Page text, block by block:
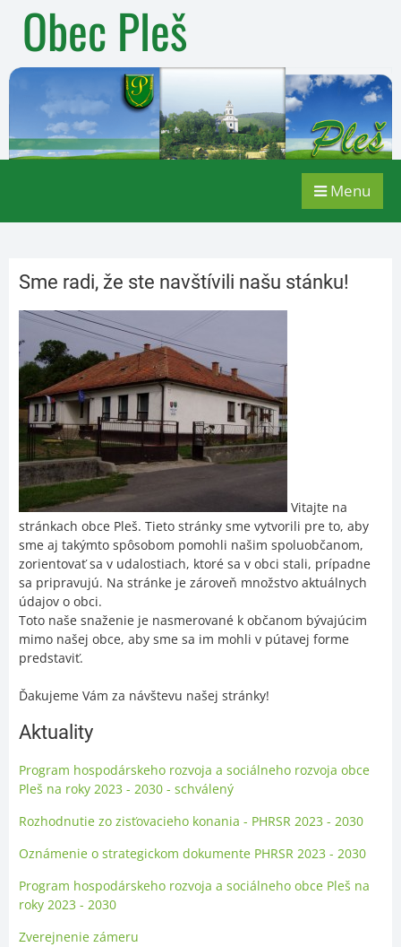
Obec Pleš
Menu
Sme radi, že ste navštívili našu stánku!
Vitajte na
stránkach obce Pleš. Tieto stránky sme vytvorili pre to, aby
sme aj takýmto spôsobom pomohli našim spoluobčanom,
zorientovať sa v udalostiach, ktoré sa v obci stali, prípadne
sa pripravujú. Na stránke je zároveň množstvo aktuálnych
údajov o obci.
Toto naše snaženie je nasmerované k občanom bývajúcim
mimo našej obce, aby sme sa im mohli v pútavej forme
predstaviť.
Ďakujeme Vám za návštevu našej stránky!
Aktuality
Program hospodárskeho rozvoja a sociálneho rozvoja obce
Pleš na roky 2023 - 2030 - schválený
Rozhodnutie zo zisťovacieho konania - PHRSR 2023 - 2030
Oznámenie o strategickom dokumente PHRSR 2023 - 2030
Program hospodárskeho rozvoja a sociálneho obce Pleš na
roky 2023 - 2030
Zverejnenie zámeru